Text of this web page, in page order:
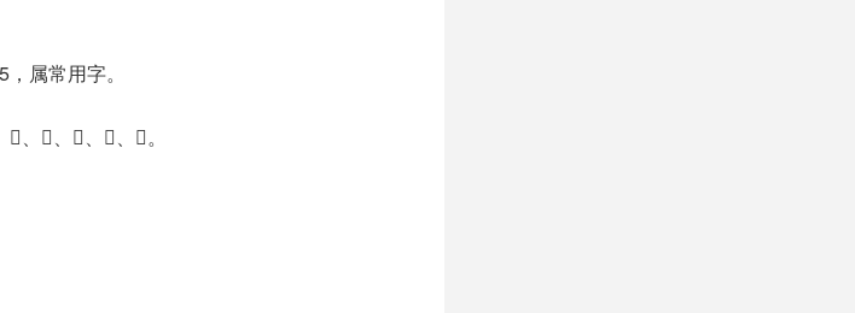
属常用字。
𩂙、𩃞、𩆖、𩆼。